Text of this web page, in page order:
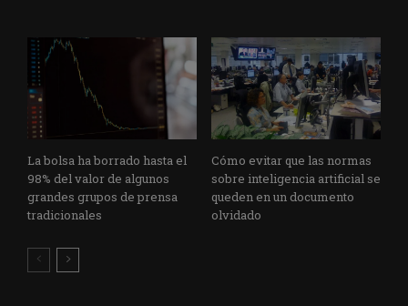
La bolsa ha borrado hasta el
98% del valor de algunos
grandes grupos de prensa
tradicionales
Cómo evitar que las normas
sobre inteligencia artificial se
queden en un documento
olvidado